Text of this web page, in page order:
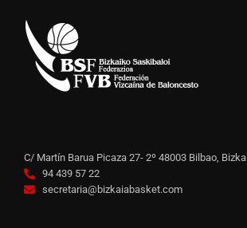
C/ Martín Barua Picaza 27- 2º 48003 Bilbao,
94 439 57 22
secretaria@bizkaiabasket.com